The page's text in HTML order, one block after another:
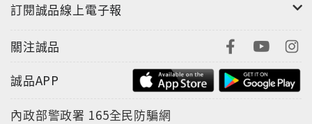
訂閱誠品線上電子報
關注誠品
誠品APP
內政部警政署 165全民防騙網